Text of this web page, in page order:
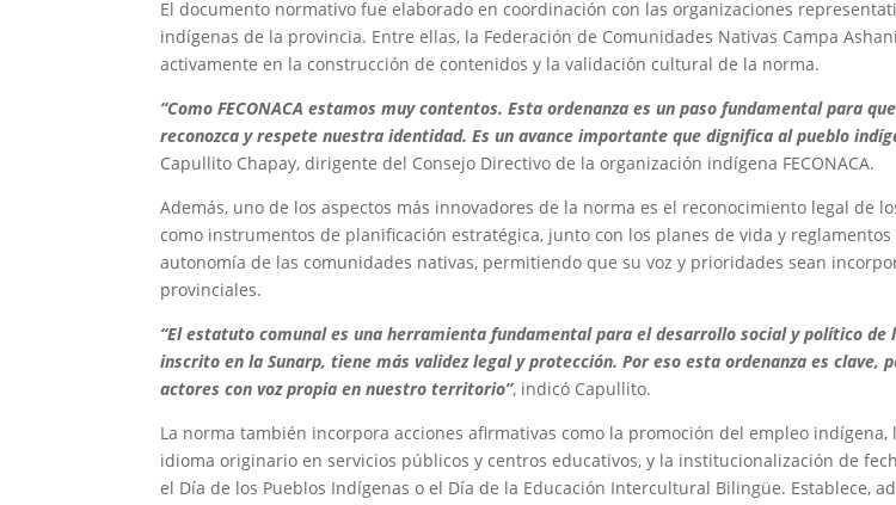
El documento normativo fue elaborado en coordinación con las organizaciones
indígenas de la provincia. Entre ellas, la Federación de Comunidades Nativas Campa
activamente en la construcción de contenidos y la validación cultural de la norma.
“Como FECONACA estamos muy contentos. Esta ordenanza es un paso fundamental para
reconozca y respete nuestra identidad. Es un avance importante que dignifica al pueblo
Capullito Chapay, dirigente del Consejo Directivo de la organización indígena FECONACA.
Además, uno de los aspectos más innovadores de la norma es el reconocimiento legal de
como instrumentos de planificación estratégica, junto con los planes de vida y
autonomía de las comunidades nativas, permitiendo que su voz y prioridades sean
provinciales.
“El estatuto comunal es una herramienta fundamental para el desarrollo social y político de
inscrito en la Sunarp, tiene más validez legal y protección. Por eso esta ordenanza es clave,
actores con voz propia en nuestro territorio”, indicó Capullito.
La norma también incorpora acciones afirmativas como la promoción del empleo indígena,
idioma originario en servicios públicos y centros educativos, y la institucionalización de
el Día de los Pueblos Indígenas o el Día de la Educación Intercultural Bilingüe. Establece,